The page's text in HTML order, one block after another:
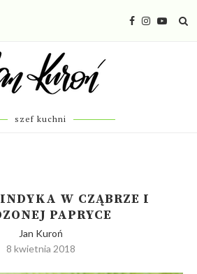
szef kuchni
W CZĄBRZE I
PAPRYCE
Jan Kuroń
8 kwietnia 2018